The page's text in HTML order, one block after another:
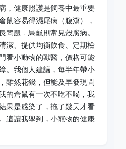
，健康照護是飼養中最重要
鼠容易得濕尾病（腹瀉），
問題，烏龜則常見殼腐病。
潔、提供均衡飲食、定期檢
看小動物的獸醫，價格可能
。我個人建議，每半年帶小
雖然花錢，但能及早發現問
的倉鼠有一次不吃不喝，我
果是感染了，拖了幾天才看
這讓我學到，小寵物的健康